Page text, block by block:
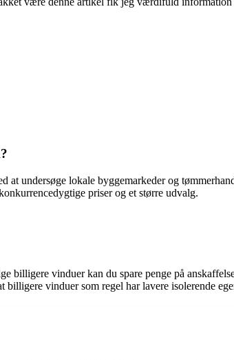
undersøge lokale byggemarkeder og
priser og et større udvalg.
vinduer kan du spare penge på
vinduer som regel har lavere isolerende